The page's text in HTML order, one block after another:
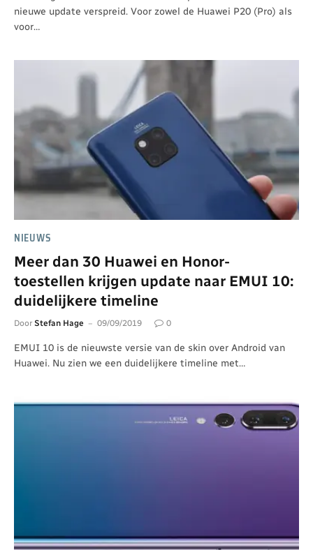
nieuwe update verspreid. Voor zowel de Huawei P20 (Pro) als
voor…
NIEUWS
Meer dan 30 Huawei en Honor-
toestellen krijgen update naar EMUI 10:
duidelijkere timeline
Door Stefan Hage 09/09/2019 0
EMUI 10 is de nieuwste versie van de skin over Android van
Huawei. Nu zien we een duidelijkere timeline met…